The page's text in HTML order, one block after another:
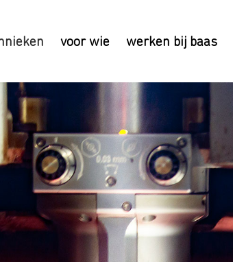
voor wie werken bij baas